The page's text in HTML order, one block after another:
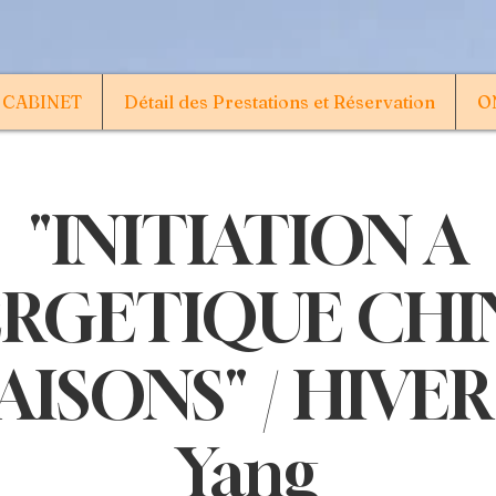
Détail des Prestations et Réservation
"INITIATION A
/
Yang